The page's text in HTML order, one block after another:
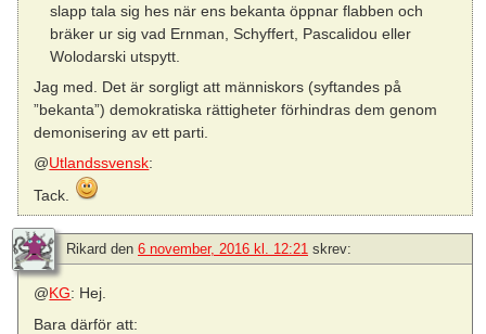
slapp tala sig hes när ens bekanta öppnar flabben och
bräker ur sig vad Ernman, Schyffert, Pascalidou eller
Wolodarski utspytt.
Jag med. Det är sorgligt att människors (syftandes på
”bekanta”) demokratiska rättigheter förhindras dem genom
demonisering av ett parti.
@Utlandssvensk:
Tack.
Rikard den 6 november, 2016 kl. 12:21 skrev:
@KG: Hej.
Bara därför att: